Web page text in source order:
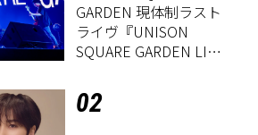
GARDEN 現体制ラスト
ライヴ『UNISON
SQUARE GARDEN LIVE
Period」』レポート
02